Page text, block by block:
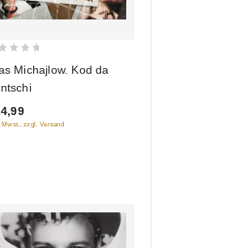
Michajlow. Kod da
Mwst., zzgl. Versand